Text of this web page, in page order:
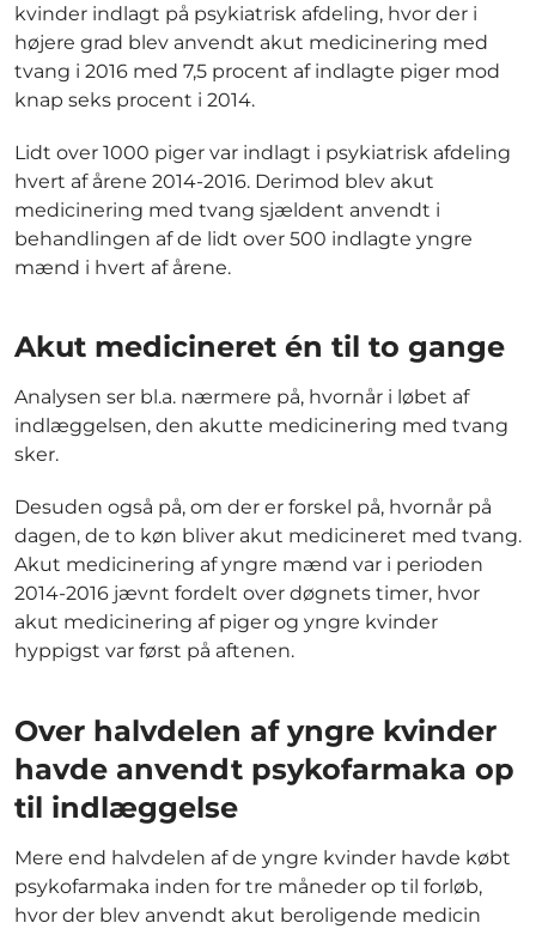
kvinder indlagt på psykiatrisk afdeling, hvor der i
højere grad blev anvendt akut medicinering med
tvang i 2016 med 7,5 procent af indlagte piger mod
knap seks procent i 2014.
Lidt over 1000 piger var indlagt i psykiatrisk afdeling
hvert af årene 2014-2016. Derimod blev akut
medicinering med tvang sjældent anvendt i
behandlingen af de lidt over 500 indlagte yngre
mænd i hvert af årene.
Akut medicineret én til to gange
Analysen ser bl.a. nærmere på, hvornår i løbet af
indlæggelsen, den akutte medicinering med tvang
sker.
Desuden også på, om der er forskel på, hvornår på
dagen, de to køn bliver akut medicineret med tvang.
Akut medicinering af yngre mænd var i perioden
2014-2016 jævnt fordelt over døgnets timer, hvor
akut medicinering af piger og yngre kvinder
hyppigst var først på aftenen.
Over halvdelen af yngre kvinder
havde anvendt psykofarmaka op
til indlæggelse
Mere end halvdelen af de yngre kvinder havde købt
psykofarmaka inden for tre måneder op til forløb,
hvor der blev anvendt akut beroligende medicin